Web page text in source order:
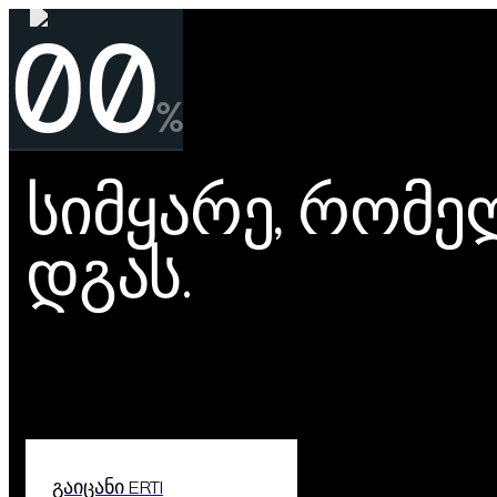
00%
სიმყარე,
დგას.
გაიცანი ERTI